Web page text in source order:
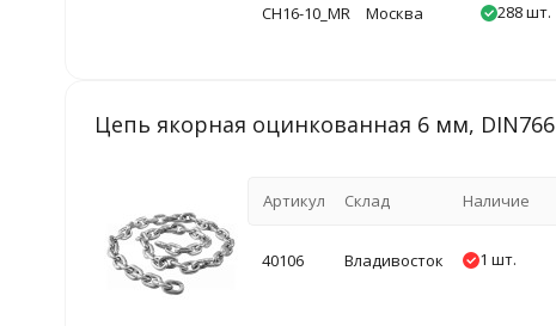
CH16-10_MR Москва 288 шт.
Цепь якорная оцинкованная 6 мм, DIN766
Артикул Склад Наличие
40106 Владивосток 1 шт.